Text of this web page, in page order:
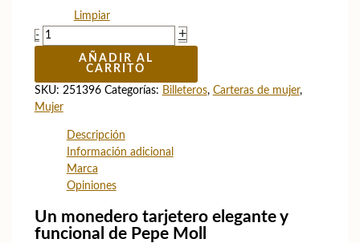
Limpiar
- Billetero
lengüeta
Pepe
cantidad
+
AÑADIR AL
CARRITO
SKU: 251396 Categorías: Billeteros, Carteras de mujer,
Mujer
Descripción
Información adicional
Marca
Opiniones
Un monedero tarjetero elegante y
funcional de Pepe Moll